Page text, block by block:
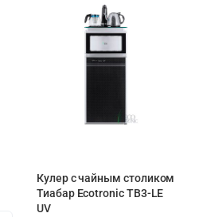
Кулер с чайным столиком
Тиабар Ecotronic TB3-LE
UV